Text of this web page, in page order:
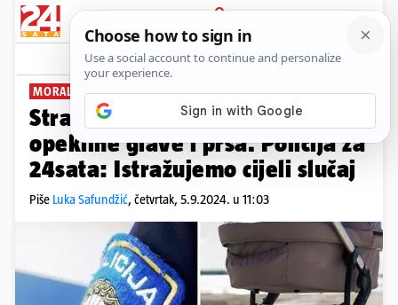
PRIJAVA
News
MORALA HITNO ZA ZAGREB
Strava u Slavoniji! Beba imala
opekline glave i prsa. Policija za
24sata: Istražujemo cijeli slučaj
Piše Luka Safundžić, četvrtak, 5.9.2024. u 11:03